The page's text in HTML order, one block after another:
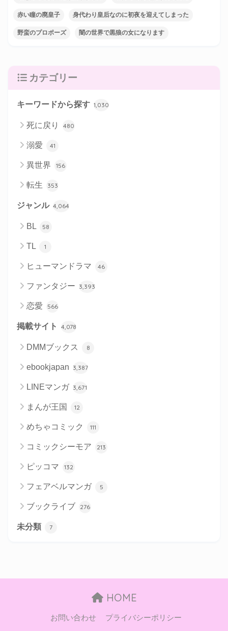
赤い瞳の廃皇子 身代わり皇后なのに初夜を迎えてしまった
野蛮のプロポーズ 闇の世界で黒狼の女になります
カテゴリー
キーワードから探す 1,030
死に戻り 480
溺愛 41
異世界 156
転生 353
ジャンル 4,064
BL 58
TL 1
ヒューマンドラマ 46
ファンタジー 3,393
恋愛 566
掲載サイト 4,078
DMMブックス 8
ebookjapan 3,387
LINEマンガ 3,671
まんが王国 12
めちゃコミック 111
コミックシーモア 213
ピッコマ 132
フェアベルマンガ 5
ブックライブ 276
未分類 7
HOME
お問い合わせ プライバシーポリシー